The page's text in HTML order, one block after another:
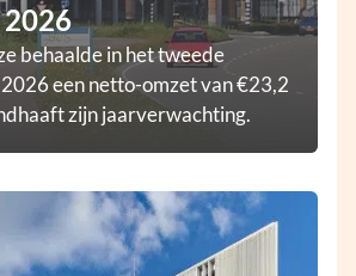
behaalde in het tweede
een netto-omzet van €23,2
zijn jaarverwachting.